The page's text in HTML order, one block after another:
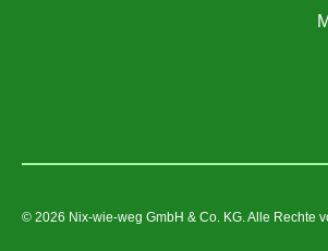
© 2026 Nix-wie-weg GmbH & Co. KG. Alle Rechte